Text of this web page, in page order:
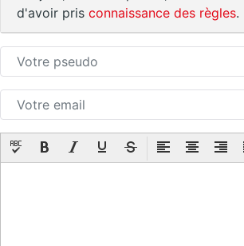
d'avoir pris connaissance des règles.